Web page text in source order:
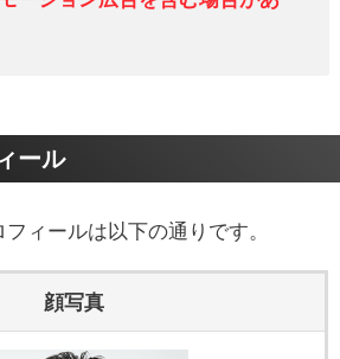
ール
ィールは以下の通りです。
顔写真